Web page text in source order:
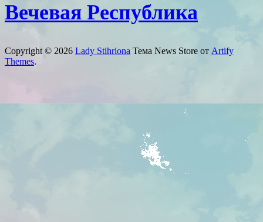
Вечевая Республика
Copyright © 2026 Lady Stihriona Тема News Store от Artify
Themes.